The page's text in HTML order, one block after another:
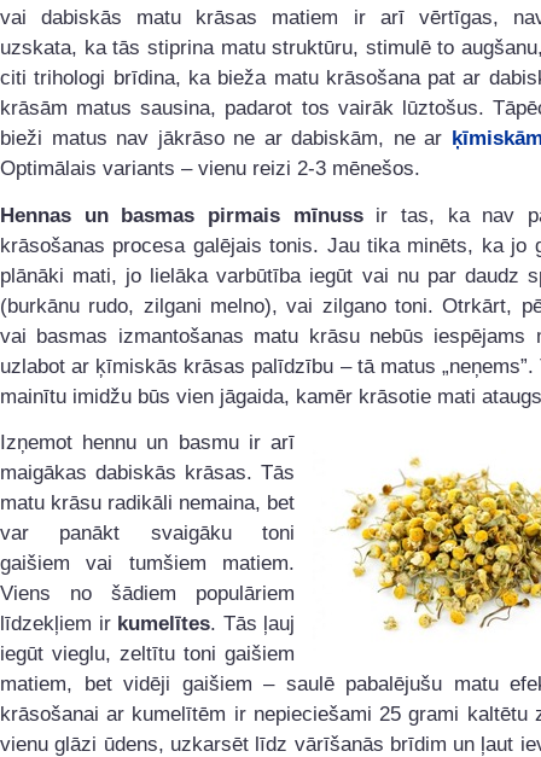
vai dabiskās matu krāsas matiem ir arī vērtīgas,
uzskata, ka tās stiprina matu struktūru, stimulē to
citi trihologi brīdina, ka bieža matu krāsošana pat ar
krāsām matus sausina, padarot tos vairāk lūztošus.
bieži matus nav jākrāso ne ar dabiskām, ne ar
Optimālais variants – vienu reizi 2-3 mēnešos.
Hennas un basmas pirmais mīnussir tas, ka nav
krāsošanas procesa galējais tonis. Jau tika minēts, ka jo
plānāki mati, jo lielāka varbūtība iegūt vai nu par daudz
(burkānu rudo, zilgani melno), vai zilgano toni. Otrkārt,
vai basmas izmantošanas matu krāsu nebūs iespējams
uzlabot ar ķīmiskās krāsas palīdzību – tā matus „neņems”.
mainītu imidžu būs vien jāgaida, kamēr krāsotie mati
Izņemot hennu un basmu ir arī
maigākas dabiskās krāsas. Tās
matu krāsu radikāli nemaina, bet
var panākt svaigāku toni
gaišiem vai tumšiem matiem.
Viens no šādiem populāriem
līdzekļiem ir kumelītes. Tās ļauj
iegūt vieglu, zeltītu toni gaišiem
matiem, bet vidēji gaišiem – saulē pabalējušu matu
krāsošanai ar kumelītēm ir nepieciešami 25 grami kaltētu
vienu glāzi ūdens, uzkarsēt līdz vārīšanās brīdim un ļaut